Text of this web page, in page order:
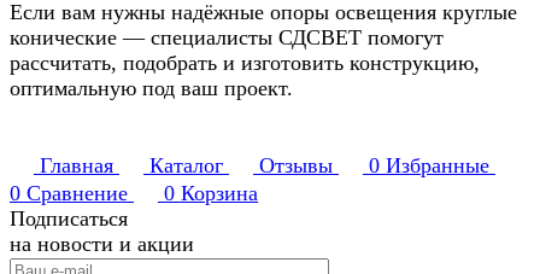
Если вам нужны надёжные опоры освещения круглые
конические — специалисты СДСВЕТ помогут
рассчитать, подобрать и изготовить конструкцию,
оптимальную под ваш проект.
Главная Каталог Отзывы 0 Избранные
0 Сравнение 0 Корзина
Подписаться
на новости и акции